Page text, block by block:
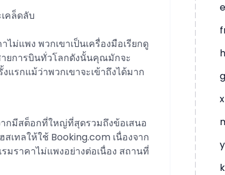
คล็ดลับ
ม่แพง พวกเขาเป็นเครื่องมือเรียกดู
ายการบินทั่วโลกดังนั้นคุณมักจะ
แรกแม้ว่าพวกเขาจะเข้าถึงได้มาก
กมีสต็อกที่ใหญ่ที่สุดรวมถึงข้อเสนอ
ทลให้ใช้ Booking.com เนื่องจาก
มราคาไม่แพงอย่างต่อเนื่อง สถานที่